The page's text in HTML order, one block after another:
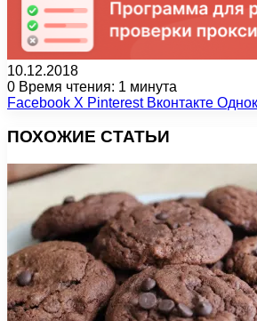
10.12.2018
0 Время чтения: 1 минута
Facebook X Pinterest Вконтакте
ПОХОЖИЕ СТАТЬИ